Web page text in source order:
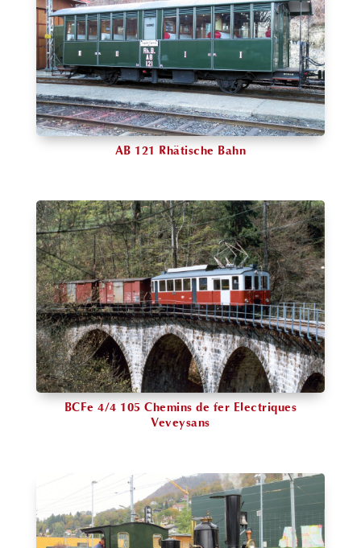
AB 121 Rhätische Bahn
BCFe 4/4 105 Chemins de fer Electriques
Veveysans